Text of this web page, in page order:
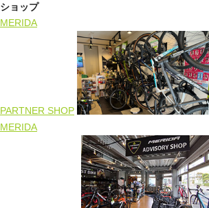
ショップ
MERIDA
PARTNER SHOP
MERIDA